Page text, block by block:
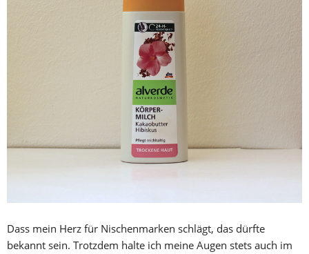
Dass mein Herz für Nischenmarken schlägt, das dürfte
bekannt sein. Trotzdem halte ich meine Augen stets auch im